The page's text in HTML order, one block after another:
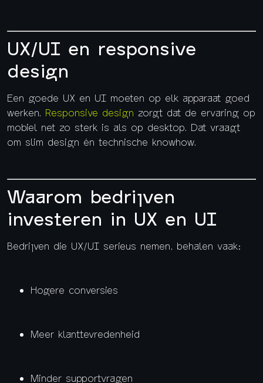
UX/UI en responsive
design
Een goede UX en UI moeten op elk apparaat goed
werken. Responsive design zorgt dat de ervaring op
mobiel net zo sterk is als op desktop. Dat vraagt
om slim design én technische knowhow.
Waarom bedrijven
investeren in UX en UI
Bedrijven die UX/UI serieus nemen, behalen vaak:
Hogere conversies
Meer klanttevredenheid
Minder supportvragen